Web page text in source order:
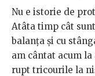
Nu e istorie de
Atâta timp cât
balanţa şi cu
am cântat acum
rupt tricourile la